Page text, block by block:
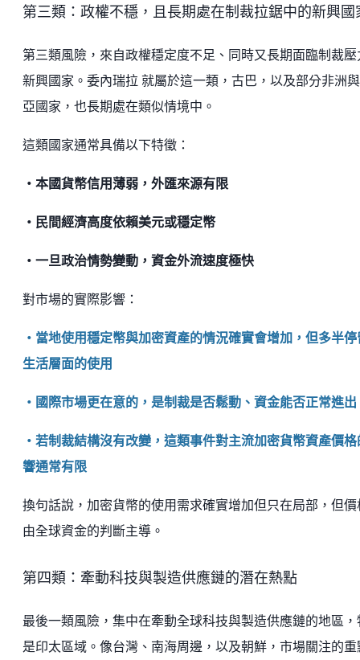
第三類：政權不穩，且長期處在制裁拉鋸中的新興國
第三類風險，來自政權穩定度不足、同時又長期面臨制裁壓
新興國家。委內瑞拉 就屬於這一類，古巴，以及部分非洲
亞國家，也長期處在類似情境中。
這類國家通常具備以下特徵：
・本國貨幣信用薄弱，外匯來源有限
・民間經濟高度依賴美元或穩定幣
・一旦政治情勢變動，資金外流速度極快
對市場的實際影響：
・當地使用穩定幣與加密資產的情況確實會增加，但多半停
生活層面的使用
・國際市場更在意的，是制裁是否鬆動、資金能否正常進出
・若制裁結構沒有改變，這類事件對主流加密貨幣資產價格
響通常有限
換句話說，加密貨幣的使用需求確實增加但只在局部，但價
由全球資金的判斷主導。
第四類：牽動科技與製造供應鏈的潛在熱點
最後一類風險，集中在牽動全球科技與製造供應鏈的地區，
是印太區域。像台灣、南海周邊，以及朝鮮，市場關注的重